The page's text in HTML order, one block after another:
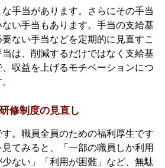
手当があります。さらにその手当
い手当もあります。手当の支給基
ない手当などを定期的に見直すこ
は、削減するだけではなく支給基
収益を上げるモチベーションにつ
修制度の見直し
。職員全員のための福利厚生です
てみると、「一部の職員しか利用
ない」「利用が困難」など、無駄